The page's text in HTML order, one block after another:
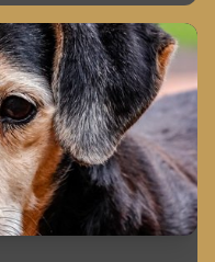
mladeniča, ki se s
v hribe?